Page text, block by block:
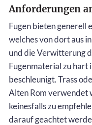
Anforderungen
Fugen bieten generell
welches von dort aus
und die Verwitterung
Fugenmaterial zu hart
beschleunigt. Trass
Alten Rom verwendet
keinesfalls zu
darauf geachtet